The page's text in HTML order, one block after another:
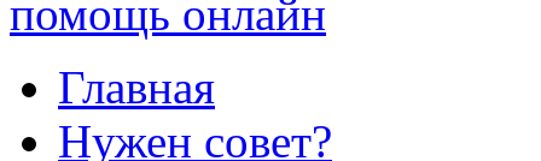
Главная
Нужен совет?